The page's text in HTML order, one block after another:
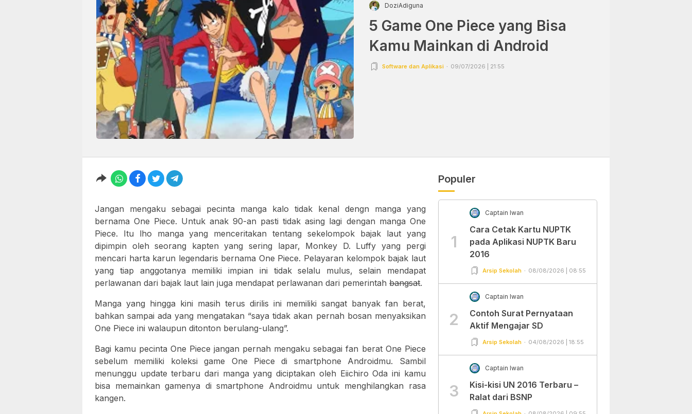
DoziAdiguna
5 Game One Piece yang Bisa
Kamu Mainkan di Android
Software dan Aplikasi 09/07/2026 | 21:55
Jangan mengaku sebagai pecinta manga kalo tidak kenal dengn manga yang
bernama One Piece. Untuk anak 90-an pasti tidak asing lagi dengan manga One
Piece. Itu lho manga yang menceritakan tentang sekelompok bajak laut yang
dipimpin oleh seorang kapten yang sering lapar, Monkey D. Luffy yang pergi
mencari harta karun legendaris bernama One Piece. Pelayaran kelompok bajak laut
yang tiap anggotanya memiliki impian ini tidak selalu mulus, selain mendapat
perlawanan dari bajak laut lain juga mendapat perlawanan dari pemerintah bangsat.
Manga yang hingga kini masih terus dirilis ini memiliki sangat banyak fan berat,
bahkan sampai ada yang mengatakan “saya tidak akan pernah bosan menyaksikan
One Piece ini walaupun ditonton berulang-ulang”.
Bagi kamu pecinta One Piece jangan pernah mengaku sebagai fan berat One Piece
sebelum memiliki koleksi game One Piece di smartphone Androidmu. Sambil
menunggu update terbaru dari manga yang diciptakan oleh Eiichiro Oda ini kamu
bisa memainkan gamenya di smartphone Androidmu untuk menghilangkan rasa
kangen.
Populer
1
Captain Iwan
Cara Cetak Kartu NUPTK
pada Aplikasi NUPTK Baru
2016
Arsip Sekolah 08/08/2026 | 08:55
2
Captain Iwan
Contoh Surat Pernyataan
Aktif Mengajar SD
Arsip Sekolah 04/08/2026 | 18:55
3
Captain Iwan
Kisi-kisi UN 2016 Terbaru –
Ralat dari BSNP